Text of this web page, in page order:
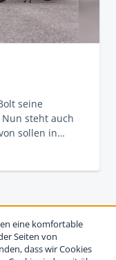
seine
steht auch
sollen in…
eine komfortable
Seiten von
dass wir Cookies